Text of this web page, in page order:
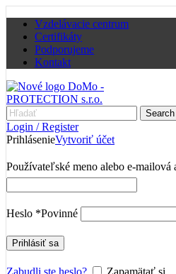
Vzdelávacie centrum
Certifikáty
Podporujeme
Kontakt
Search
Login / Register
PrihlásenieVytvoriť účet
Používateľské meno alebo e-mailová
Heslo *Povinné
Prihlásiť sa
Zabudli ste heslo? Zapamätať si